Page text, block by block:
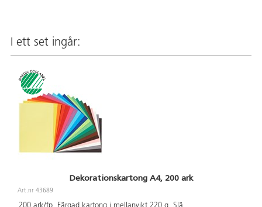
I ett set ingår:
Dekorationskartong A4, 200 ark
Art.nr 43689